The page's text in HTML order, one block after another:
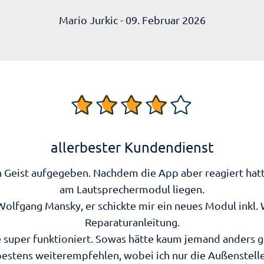
Mario Jurkic - 09. Februar 2026
allerbester Kundendienst
aufgegeben. Nachdem die App aber reagiert
am Lautsprechermodul liegen.
Mansky, er schickte mir ein neues Modul inkl.
Reparaturanleitung.
super funktioniert. Sowas hätte kaum jemand anders
weiterempfehlen, wobei ich nur die